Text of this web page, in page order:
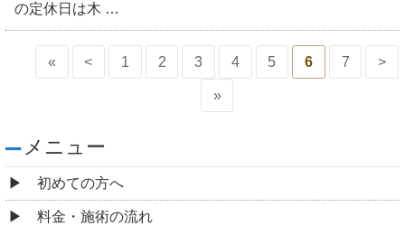
の定休日は木 …
« < 1 2 3 4 5 6 7 >
»
メニュー
初めての方へ
料金・施術の流れ